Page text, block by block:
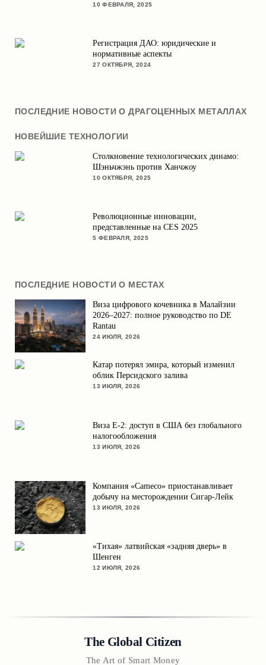
10 ФЕВРАЛЯ, 2025
Регистрация ДАО: юридические и
нормативные аспекты
27 ОКТЯБРЯ, 2024
ПОСЛЕДНИЕ НОВОСТИ О ДРАГОЦЕННЫХ МЕТАЛЛАХ
НОВЕЙШИЕ ТЕХНОЛОГИИ
Столкновение технологических динамо:
Шэньчжэнь против Ханчжоу
10 ОКТЯБРЯ, 2025
Революционные инновации,
представленные на CES 2025
5 ФЕВРАЛЯ, 2025
ПОСЛЕДНИЕ НОВОСТИ О МЕСТАХ
Виза цифрового кочевника в Малайзии
2026–2027: полное руководство по DE
Rantau
24 ИЮЛЯ, 2026
Катар потерял эмира, который изменил
облик Персидского залива
13 ИЮЛЯ, 2026
Виза E-2: доступ в США без глобального
налогообложения
13 ИЮЛЯ, 2026
Компания «Cameco» приостанавливает
добычу на месторождении Сигар-Лейк
13 ИЮЛЯ, 2026
«Тихая» латвийская «задняя дверь» в
Шенген
12 ИЮЛЯ, 2026
The Global Citizen
The Art of Smart Money